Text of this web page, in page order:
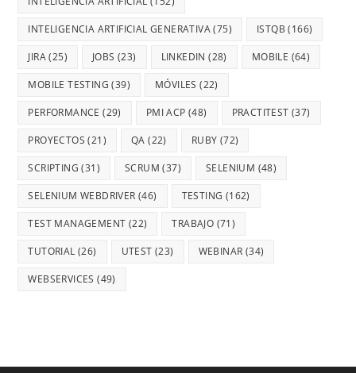
INTELIGENCIA ARTIFICIAL GENERATIVA(75) ISTQB (166)
JIRA(25) JOBS (23) LINKEDIN (28) MOBILE (64)
MOBILE TESTING (39) MÓVILES (22)
PERFORMANCE (29) PMI ACP (48) PRACTITEST (37)
PROYECTOS (21) QA (22) RUBY (72)
SCRIPTING (31) SCRUM (37) SELENIUM (48)
SELENIUM WEBDRIVER (46) TESTING (162)
TEST MANAGEMENT (22) TRABAJO (71)
TUTORIAL (26) UTEST (23) WEBINAR (34)
WEBSERVICES (49)